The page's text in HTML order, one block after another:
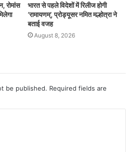
रोमांस
भारत से पहले विदेशों में रिलीज होगी
‘रामायणम्’, प्रोड्यूसर नमित मल्होत्रा ने
बताई वजह
August 8, 2026
be published. Required fields are